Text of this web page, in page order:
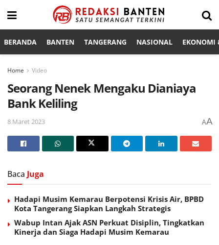
BERANDA BANTEN TANGERANG NASIONAL EKONOMI
Home Video
Seorang Nenek Mengaku Dianiaya
Bank Keliling
8 Maret 2023 AA
Baca Juga
Hadapi Musim Kemarau Berpotensi Krisis Air, BPBD
Kota Tangerang Siapkan Langkah Strategis
Wabup Intan Ajak ASN Perkuat Disiplin, Tingkatkan
Kinerja dan Siaga Hadapi Musim Kemarau